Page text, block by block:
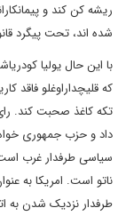
ریشه کن کند و
شده اند، تحت پیگرد
که قلیچداراوغلو فاقد
تکه کاغذ صحبت کند.
داد و حزب جمهوری
سیاسی طرفدار غرب
ناتو است. امریکا به
طرفدار نزدیک شدن به